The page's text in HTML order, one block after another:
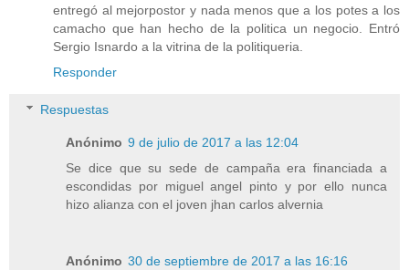
entregó al mejorpostor y nada menos que a los potes a los
camacho que han hecho de la politica un negocio. Entró
Sergio Isnardo a la vitrina de la politiqueria.
Responder
Respuestas
Anónimo 9 de julio de 2017 a las 12:04
Se dice que su sede de campaña era financiada a
escondidas por miguel angel pinto y por ello nunca
hizo alianza con el joven jhan carlos alvernia
Anónimo 30 de septiembre de 2017 a las 16:16